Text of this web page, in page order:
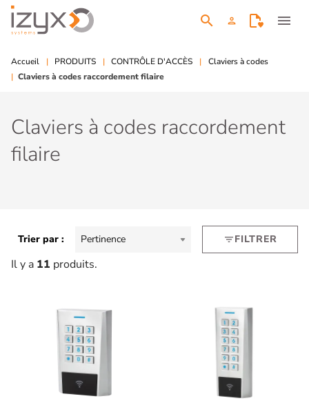
search person menu
Accueil PRODUITS CONTRÔLE D'ACCÈS
Claviers à codes
Claviers à codes raccordement filaire
Claviers à codes raccordement
filaire
Il y a 11 produits.
Trier par : Pertinence filter_listFILTRER